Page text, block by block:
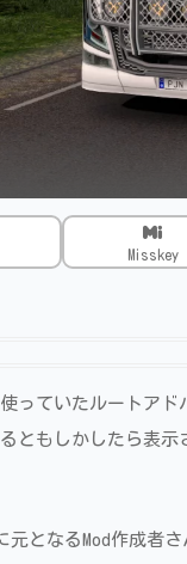
Misskey
っていたルートア
ともしかしたら表
元となるMod作成者